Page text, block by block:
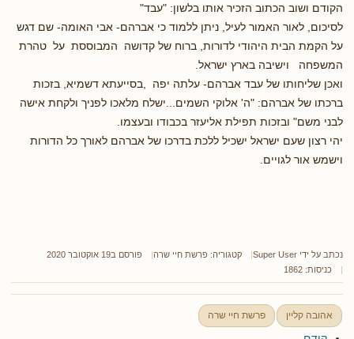
הקודם ושוב הכתוב הזכיר אותו בלשון: "עבד"
לסיכום, לאור האמור לעיל, ניתן ללמוד כי אברהם- אבי האומה- שם דגש
על הקמת הבית היהודי לדורות, ברוח של קדושה המבוססת על טהרת
המשפחה וישיבה בארץ ישראל.
ואכן שליחותו של עבד אברהם- עלתה יפה ,בסייעתא דשמיא, בזכות
ברכתו של אברהם: "ה' אלוקי השמים...ישלח מלאכו לפניך ולקחת אישה
לבני משם" ובזכות תפילת אליעזר בכבודו ובעצמו.
יהי רצון שעם ישראל ישכיל ללכת בדרכו של אברהם לאורך כל הדורות
וישמש אור לגויים.
נכתב על ידי Super User קטגוריה: פרשת חיי שרה
פורסם ב19 אוקטובר 2020
כניסות: 1862
אהובה קליין פרשת חיי שרה